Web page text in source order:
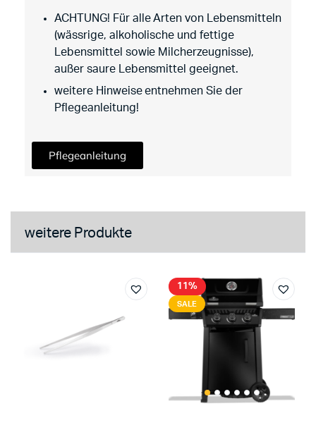
ACHTUNG! Für alle Arten von Lebensmitteln
(wässrige, alkoholische und fettige
Lebensmittel sowie Milcherzeugnisse),
außer saure Lebensmittel geeignet.
weitere Hinweise entnehmen Sie der
Pflegeanleitung!
Pflegeanleitung
weitere Produkte
11%
SALE